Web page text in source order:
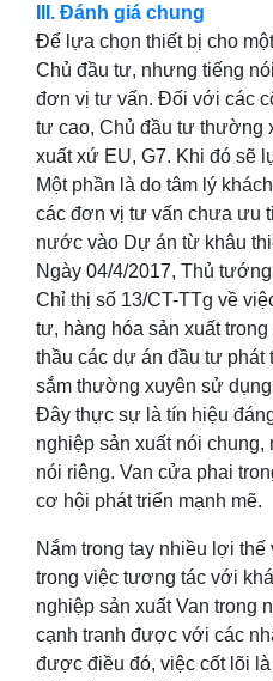
III. Đánh giá chung
Để lựa chọn thiết bị cho
Chủ đầu tư, nhưng tiếng
đơn vị tư vấn. Đối với các
tư cao, Chủ đầu tư thường
xuất xứ EU, G7. Khi đó sẽ
Một phần là do tâm lý
các đơn vị tư vấn chưa ưu
nước vào Dự án từ khâu
Ngày 04/4/2017, Thủ
Chỉ thị số 13/CT-TTg về
tư, hàng hóa sản xuất
thầu các dự án đầu tư phát
sắm thường xuyên sử
Đây thực sự là tín hiệu
nghiệp sản xuất nói
nói riêng. Van cửa phai
cơ hội phát triển mạnh mẽ.
Nắm trong tay nhiều lợi
trong việc tương tác với
nghiệp sản xuất Van trong
cạnh tranh được với các
được điều đó, việc cốt lõi